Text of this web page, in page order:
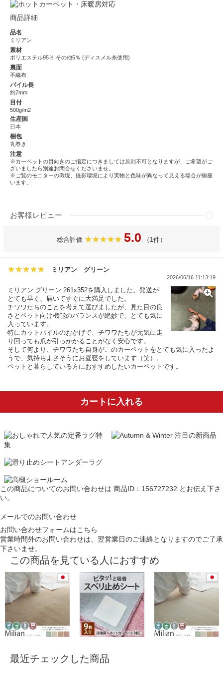
商品詳細
品名
ミリアン
素材
ポリエステル95％ その他5％ (ディスメル糸使用)
裏面
不織布
パイル長
約7mm
目付
500g/m2
生産国
日本
梱包
丸巻き
注意
※カーペットの目向きのご指定につきましては原則不可となりますが、ご希望がご
ざいましたら別途お問合せくださいませ。
※ご覧のモニターの環境、撮影環境により実物と色味が異なって見える場合が御座
います。
お客様レビュー
総合評価 5.0 （1件）
ミリアン グリーン
2026/06/16 11:13:19
ミリアン グリーン 261x352を購入しました。発送が
とても早く、届いてすぐに大満足でした。
チワワたちのことを考えて選びましたが、見た目の良
さとペット向け機能のバランスが絶妙で、とても気に
入っています。
特にカットパイルのおかげで、チワワたちが元気に走
り回っても爪が引っかかることがなく安心です。
そして何より、チワワたち自身がこのカーペットをとても気に入ったよ
うで、気持ちよさそうにお昼寝をしています（笑）。
ペットと暮らしている方におすすめしたいカーペットです。
カートに入れる
この商品についてのお問い合わせは 商品ID：156727232 とお伝え下さ
い。
メールでのお問い合わせ
お問い合わせフォームはこちら
営業時間外のお問い合わせは、翌営業日のご連絡となりますのでご了承
下さいませ。
この商品を見ている人におすすめ
最近チェックした商品